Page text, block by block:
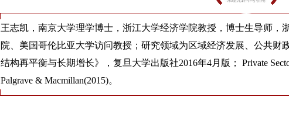
王志凯，南京大学理学博士，浙江大学经济学院教授，博士生导师，
院、美国哥伦比亚大学访问教授；研究领域为区域经济发展、公共
结构再平衡与长期增长》，复旦大学出版社2016年4月版； Private
Palgrave & Macmillan(2015)。